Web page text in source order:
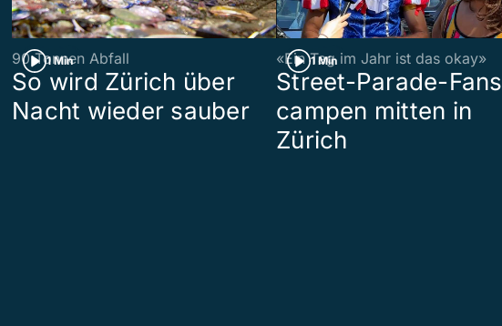
1 Min
90 Tonnen Abfall
So wird Zürich über
Nacht wieder sauber
1 Min
«Ein Tag im Jahr ist das okay»
Street-Parade-Fans
campen mitten in
Zürich